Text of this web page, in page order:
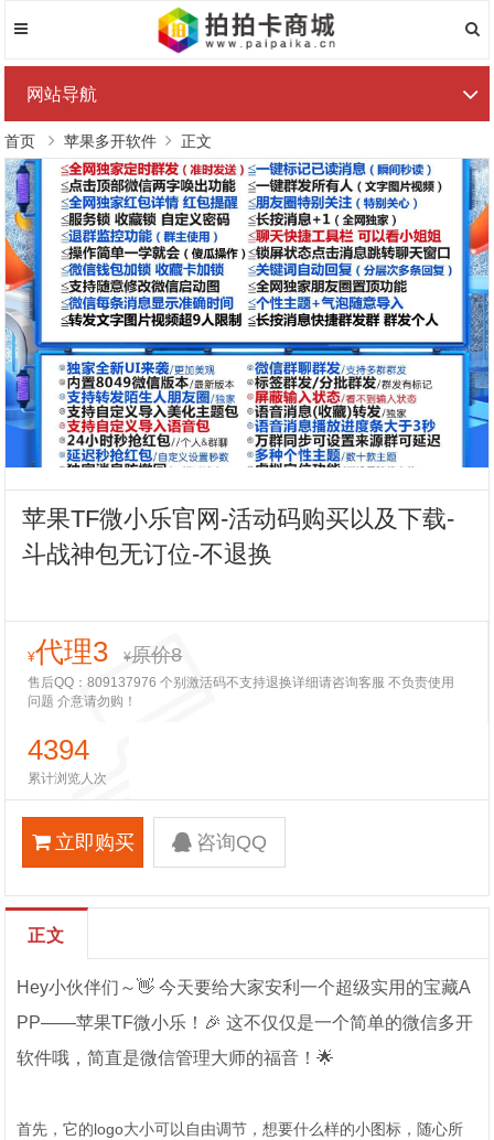
网站导航
首页 苹果多开软件 正文
苹果TF微小乐官网-活动码购买以及下载-
斗战神包无订位-不退换
¥代理3 ¥原价8
售后QQ：809137976 个别激活码不支持退换详细请咨询客服 不负责使用
问题 介意请勿购！
4394
累计浏览人次
立即购买 咨询QQ
正文
Hey小伙伴们～👋 今天要给大家安利一个超级实用的宝藏A
PP——苹果TF微小乐！🎉 这不仅仅是一个简单的微信多开
软件哦，简直是微信管理大师的福音！🌟
首先，它的logo大小可以自由调节，想要什么样的小图标，随心所